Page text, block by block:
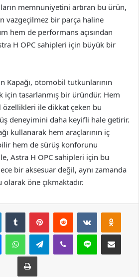
memnuniyetini artıran bu ürün,
vazgeçilmez bir parça haline
hem de performans açısından
H OPC sahipleri için büyük bir
Kapağı, otomobil tutkunlarının
için tasarlanmış bir üründür. Hem
özellikleri ile dikkat çeken bu
deneyimini daha keyifli hale getirir.
kullanarak hem araçlarının iç
hem de sürüş konforunu
Astra H OPC sahipleri için bu
bir aksesuar değil, aynı zamanda
öne çıkmaktadır.
LinkedInTumblr PinterestReddit VKontakte
MessengerWhatsAppTelegramViber Line E-Posta ile
Yazdır